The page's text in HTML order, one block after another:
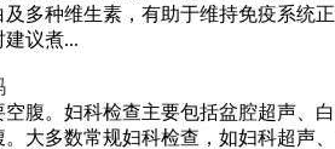
多种维生素，有助于维持免疫系统
议煮...
腹。妇科检查主要包括盆腔超声、
大多数常规妇科检查，如妇科超声